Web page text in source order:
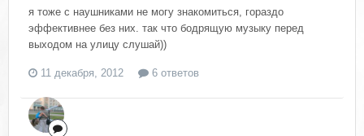
я тоже с наушниками не могу знакомиться, гораздо
эффективнее без них. так что бодрящую музыку перед
выходом на улицу слушай))
11 декабря, 2012 6 ответов